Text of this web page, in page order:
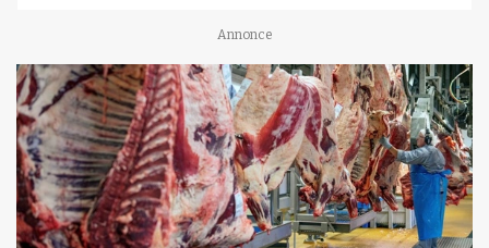
Annonce